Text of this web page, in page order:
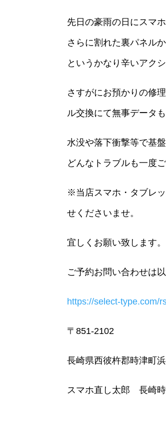
先日の豪雨の日にスマ
さらに割れた裏パネル
というかなり辛いアク
さすがにお預かりの修
ル交換にて無事データ
水没や落下衝撃等で基
どんなトラブルも一度
※当店スマホ・タブレ
せくださいませ。
宜しくお願い致します。
ご予約お問い合わせは
https://select-type.com/
〒851-2102
長崎県西彼杵郡時津町
スマホ直し太郎 長崎